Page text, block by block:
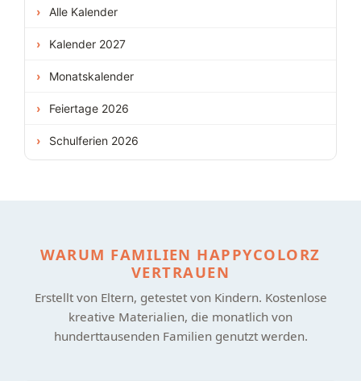
Alle Kalender
Kalender 2027
Monatskalender
Feiertage 2026
Schulferien 2026
WARUM FAMILIEN HAPPYCOLORZ
VERTRAUEN
Erstellt von Eltern, getestet von Kindern. Kostenlose
kreative Materialien, die monatlich von
hunderttausenden Familien genutzt werden.